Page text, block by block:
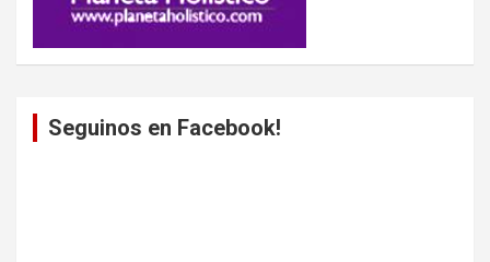
Seguinos en Facebook!